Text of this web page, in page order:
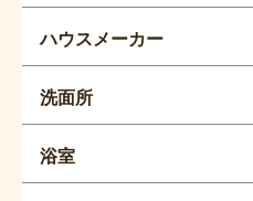
ハウスメーカー
洗面所
浴室